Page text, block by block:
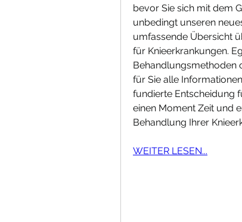
bevor Sie sich mit dem
unbedingt unseren
umfassende Übersicht
für Knieerkrankungen.
Behandlungsmethoden
für Sie alle
fundierte Entscheidung
einen Moment Zeit und
Behandlung Ihrer
WEITER LESEN...